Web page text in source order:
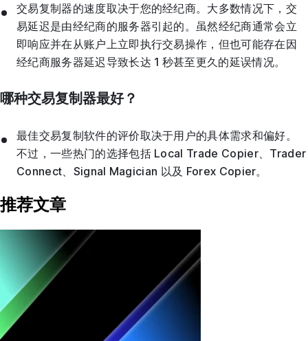
交易复制器的速度取决于您的经纪商。大多数情况下，交
易延迟是由经纪商的服务器引起的。虽然经纪商通常会立
即响应并在从账户上立即执行交易操作，但也可能存在因
经纪商服务器延迟导致长达 1 秒甚至更久的延误情况。
哪种交易复制器最好？
最佳交易复制软件的评价取决于用户的具体需求和偏好。
不过，一些热门的选择包括 Local Trade Copier、Trader
Connect、Signal Magician 以及 Forex Copier。
推荐文章